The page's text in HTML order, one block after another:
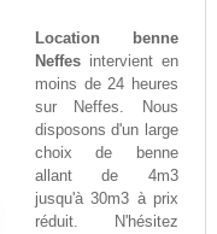
Location benne
Neffesintervient en
moins de 24 heures
sur Neffes. Nous
disposons d'un large
choix de benne
allant de 4m3
jusqu'à 30m3 à prix
réduit. N'hésitez